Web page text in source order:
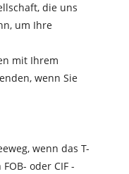
die uns
um Ihre
mit Ihrem
wenn Sie
wenn das T-
oder CIF -